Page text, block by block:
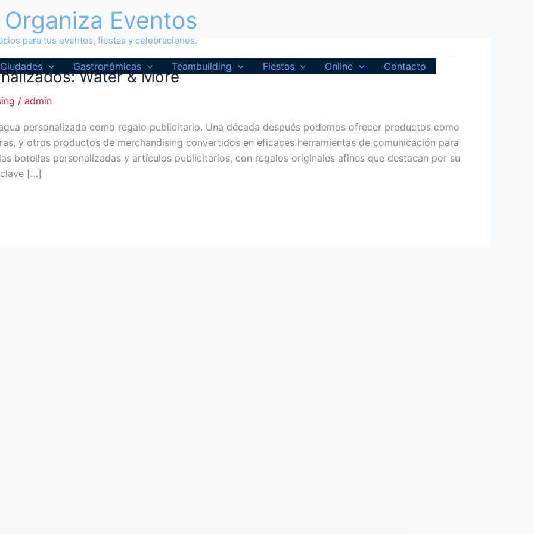
Organiza Eventos
para tus eventos, fiestas y celebraciones.
Ciudades Gastronómicas Teambuilding Fiestas Online Contacto
Water & More
/ admin
personalizada como regalo publicitario. Una década después podemos ofrecer productos como
y otros productos de merchandising convertidos en eficaces herramientas de comunicación para
botellas personalizadas y artículos publicitarios, con regalos originales afines que destacan por su
[…]